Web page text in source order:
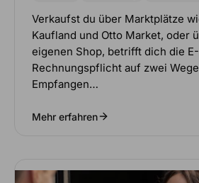
Verkaufst du über Marktplätze
Kaufland und Otto Market, oder
eigenen Shop, betrifft dich die E-
Rechnungspflicht auf zwei
Empfangen…
Mehr erfahren